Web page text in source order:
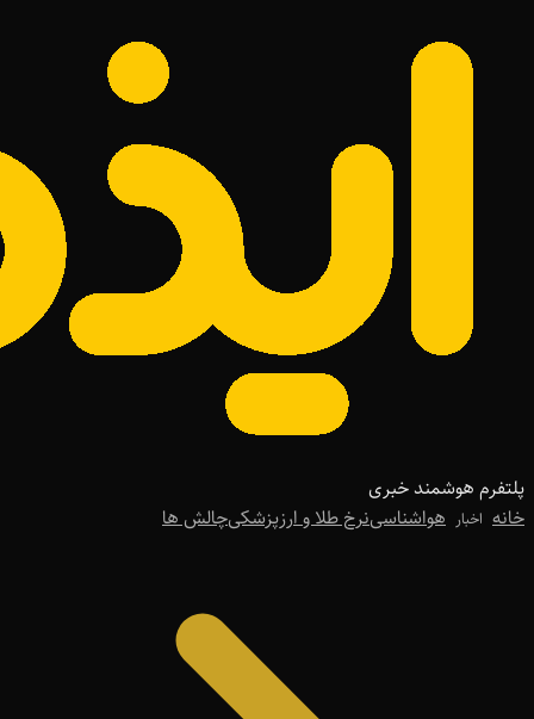
پلتفرم هوشمند خبری
خانه اخبار هواشناسینرخ طلا و ارزپزشکیچالش ها